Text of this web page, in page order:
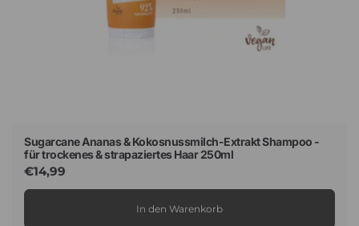
Sugarcane Ananas & Kokosnussmilch-Extrakt Shampoo -
für trockenes & strapaziertes Haar 250ml
Normaler
Preis
€14,99
In den Warenkorb